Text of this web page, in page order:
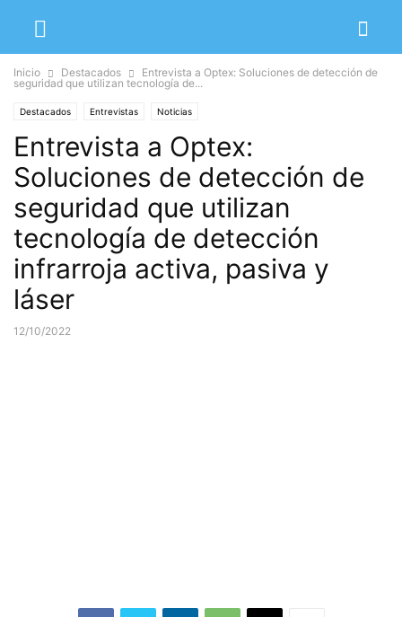
Inicio Destacados
Entrevista a Optex: Soluciones de detección de
seguridad que utilizan tecnología de...
Destacados Entrevistas Noticias
Entrevista a Optex:
Soluciones de detección de
seguridad que utilizan
tecnología de detección
infrarroja activa, pasiva y
láser
12/10/2022